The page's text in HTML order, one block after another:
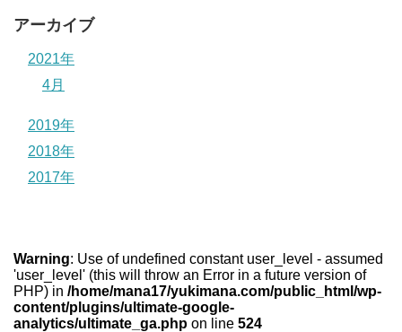
アーカイブ
2021年
4月
2019年
2018年
2017年
Warning: Use of undefined constant user_level - assumed
'user_level' (this will throw an Error in a future version of
PHP) in /home/mana17/yukimana.com/public_html/wp-
content/plugins/ultimate-google-
analytics/ultimate_ga.php on line 524